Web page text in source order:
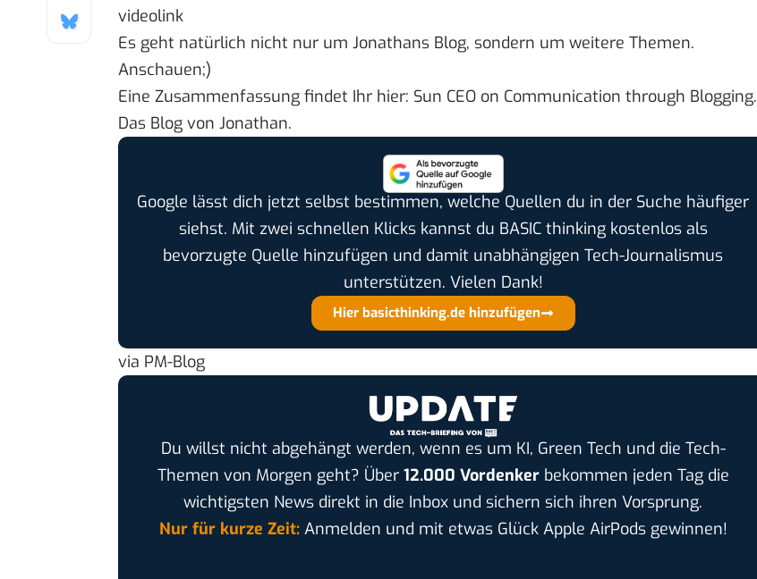
videolink
Es geht natürlich nicht nur um Jonathans Blog, sondern um weitere Themen.
Anschauen;)
Eine Zusammenfassung findet Ihr hier: Sun CEO on Communication through Blogging.
Das Blog von Jonathan.
Google lässt dich jetzt selbst bestimmen, welche Quellen du in der Suche häufiger
siehst. Mit zwei schnellen Klicks kannst du BASIC thinking kostenlos als
bevorzugte Quelle hinzufügen und damit unabhängigen Tech-Journalismus
unterstützen. Vielen Dank!
Hier basicthinking.de hinzufügen
via PM-Blog
Du willst nicht abgehängt werden, wenn es um KI, Green Tech und die Tech-
Themen von Morgen geht? Über 12.000 Vordenkerbekommen jeden Tag die
wichtigsten News direkt in die Inbox und sichern sich ihren Vorsprung.
Nur für kurze Zeit:Anmelden und mit etwas Glück Apple AirPods gewinnen!